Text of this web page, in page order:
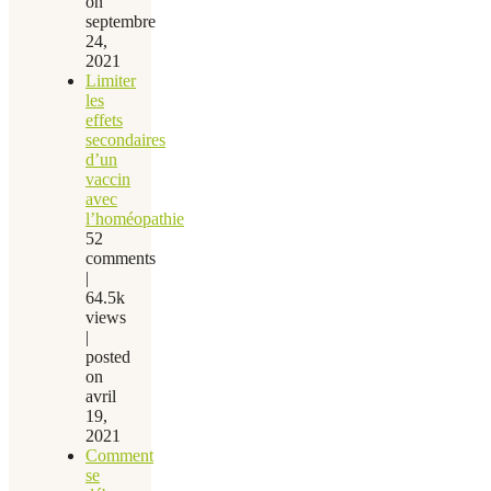
septembre
24,
2021
Limiter
les
effets
secondaires
d’un
vaccin
avec
l’homéopathie
52
comments
|
64.5k
views
|
posted
on
avril
19,
2021
Comment
se